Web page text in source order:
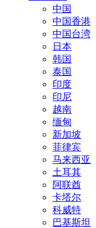
中国
中国香港
中国台湾
日本
韩国
泰国
印度
印尼
越南
缅甸
新加坡
菲律宾
马来西亚
土耳其
阿联酋
卡塔尔
科威特
巴基斯坦